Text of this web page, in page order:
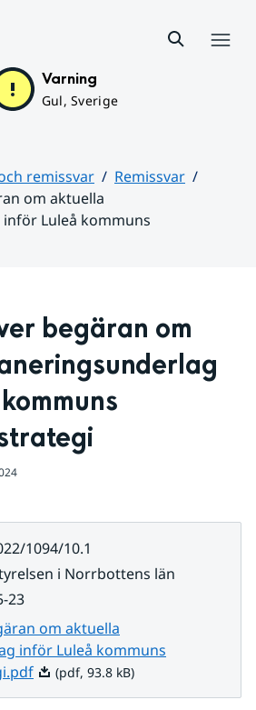
Varning
Gul, Sverige
remissvar
Remissvar
om aktuella
Luleå kommuns
begäran om
1094/10.1
i Norrbottens län
23
om aktuella
inför Luleå kommuns
Pdf, 93.8 kB.
(pdf, 93.8 kB)